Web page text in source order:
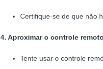
Certifique-se de que não
4. Aproximar o controle
Tente usar o controle